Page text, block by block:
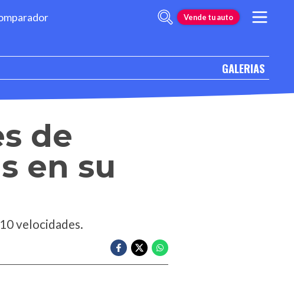
Vende tu auto
GALERIAS
de
en su
velocidades.